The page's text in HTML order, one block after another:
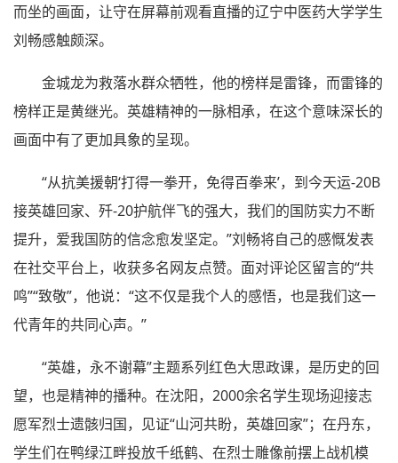
而坐的画面，让守在屏幕前观看直播的辽宁中医药大学学生
刘畅感触颇深。
金城龙为救落水群众牺牲，他的榜样是雷锋，而雷锋的
榜样正是黄继光。英雄精神的一脉相承，在这个意味深长的
画面中有了更加具象的呈现。
“从抗美援朝‘打得一拳开，免得百拳来’，到今天运-20B
接英雄回家、歼-20护航伴飞的强大，我们的国防实力不断
提升，爱我国防的信念愈发坚定。”刘畅将自己的感慨发表
在社交平台上，收获多名网友点赞。面对评论区留言的“共
鸣”“致敬”，他说：“这不仅是我个人的感悟，也是我们这一
代青年的共同心声。”
“英雄，永不谢幕”主题系列红色大思政课，是历史的回
望，也是精神的播种。在沈阳，2000余名学生现场迎接志
愿军烈士遗骸归国，见证“山河共盼，英雄回家”；在丹东，
学生们在鸭绿江畔投放千纸鹤、在烈士雕像前摆上战机模